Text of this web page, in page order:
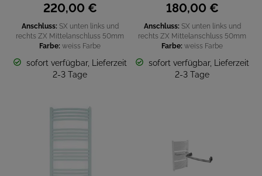
220,00 €
Anschluss: SX unten links und
rechts ZX Mittelanschluss 50mm
Farbe: weiss Farbe
sofort verfügbar, Lieferzeit
2-3 Tage
180,00 €
Anschluss: SX unten links und
rechts ZX Mittelanschluss 50mm
Farbe: weiss Farbe
sofort verfügbar, Lieferzeit
2-3 Tage